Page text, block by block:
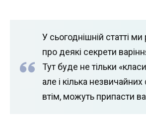
У сьогоднішній статті
про деякі секрети
Тут буде не тільки
але і кілька незвичайних
втім, можуть припасти